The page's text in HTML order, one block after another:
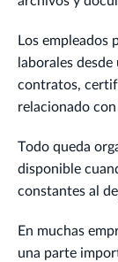
Los empleados
laborales
contratos,
relacionado
Todo queda
disponible
constantes al
En muchas
una parte